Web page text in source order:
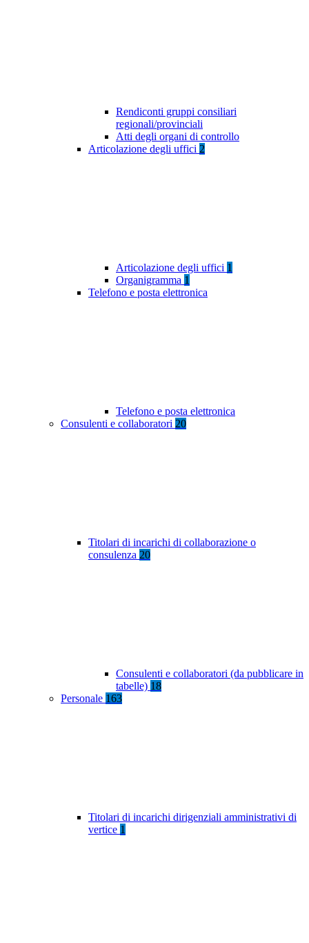
Rendiconti gruppi consiliari
regionali/provinciali
Atti degli organi di controllo
Articolazione degli uffici 2
Articolazione degli uffici 1
Organigramma 1
Telefono e posta elettronica
Telefono e posta elettronica
Consulenti e collaboratori 20
Titolari di incarichi di collaborazione o
consulenza 20
Consulenti e collaboratori (da pubblicare in
tabelle) 18
Personale 163
Titolari di incarichi dirigenziali amministrativi di
vertice 1